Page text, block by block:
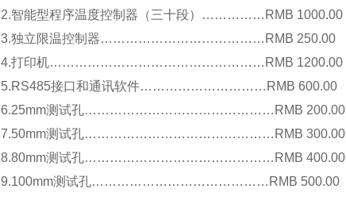
2.智能型程序温度控制器（三十段）……………RMB 1000.00
3.独立限温控制器…………………………………RMB 250.00
4.打印机……………………………………………RMB 1200.00
5.RS485接口和通讯软件…………………………RMB 600.00
6.25mm测试孔………………………………………RMB 200.00
7.50mm测试孔………………………………………RMB 300.00
8.80mm测试孔………………………………………RMB 400.00
9.100mm测试孔……………………………………RMB 500.00